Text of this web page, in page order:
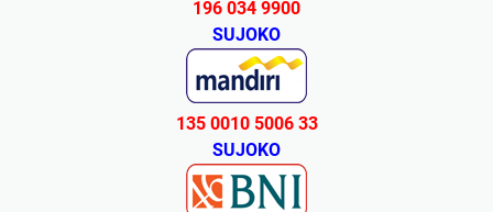
196 034 9900
SUJOKO
135 0010 5006 33
SUJOKO